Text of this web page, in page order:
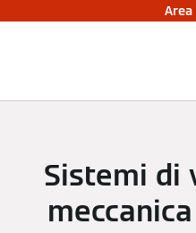
Sistemi di